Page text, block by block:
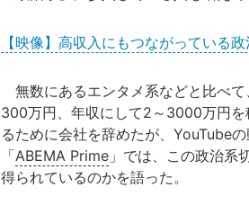
【映像】高収入にもつながっている
無数にあるエンタメ系などと比べ
300万円、年収にして2～3000万円
るために会社を辞めたが、YouTube
「ABEMA Prime 」では、この政治系
得られているのかを語った。